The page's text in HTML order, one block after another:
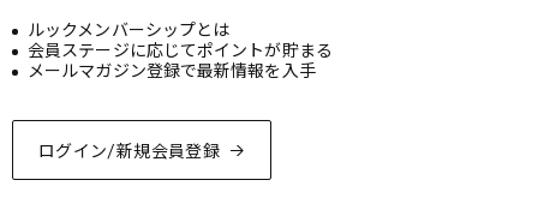
ログイン/新規会員登録
ルックメンバーシップとは
会員ステージに応じてポイントが貯まる
メールマガジン登録で最新情報を入手